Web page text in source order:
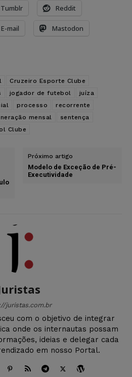
Tumblr Reddit
E-mail Mastodon
Cruzeiro Esporte Clube
jogador de futebol
juíza
processo
recorrente
mensal
sentença
Clube
Próximo artigo
Modelo de Exceção de Pré-
Executividade
juristas.com.br
com o objetivo de integrar
onde os internautas possam
ideias e delegar cada
em nosso Portal.